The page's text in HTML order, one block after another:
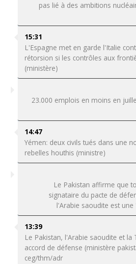
pas lié à des ambitions
15:31
L'Espagne met en garde l'Italie
rétorsion si les contrôles aux
(ministère)
23.000 emplois en moins en
14:47
Yémen: deux civils tués dans une
rebelles houthis (ministre)
Le Pakistan affirme que
signataire du pacte de
l'Arabie saoudite est
13:39
Le Pakistan, l'Arabie saoudite et la
accord de défense (ministère
ceg/thm/adr